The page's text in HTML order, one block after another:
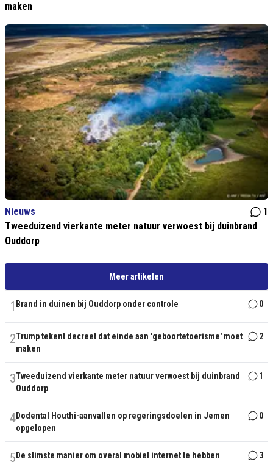
maken
Nieuws
1
Tweeduizend vierkante meter natuur verwoest bij duinbrand
Ouddorp
Meer artikelen
1 Brand in duinen bij Ouddorp onder controle 0
2Trump tekent decreet dat einde aan 'geboortetoerisme' moet
maken
2
3Tweeduizend vierkante meter natuur verwoest bij duinbrand
Ouddorp
1
4Dodental Houthi-aanvallen op regeringsdoelen in Jemen
opgelopen
0
5 De slimste manier om overal mobiel internet te hebben 3